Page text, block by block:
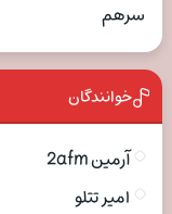
سرهم
خوانندگان
آرمین 2afm
امیر تتلو